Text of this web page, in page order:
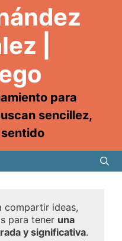
|
para
sencillez,
compartir ideas,
para tener una
y significativa.